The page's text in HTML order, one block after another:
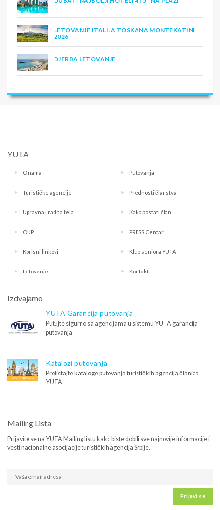
LETOVANJE ITALIJA TOSKANA MONTEKATINI
2026
DJERBA LETOVANJE
YUTA
O nama Putovanja
Turističke agencije Prednosti članstva
Upravna i radna tela Kako postati član
OUP PRESS Centar
Korisni linkovi Klub seniora YUTA
Letovanje Kontakt
Izdvajamo
YUTA Garancija putovanja
Putujte sigurno sa agencijama u sistemu YUTA garancija
putovanja
Katalozi putovanja
Prelistajte kataloge putovanja turističkih agencija članica
YUTA
Mailing Lista
Prijavite se na YUTA Mailing listu kako biste dobili sve najnovije informacije i
vesti nacionalne asocijacije turističkih agencija Srbije.
Prijavi se